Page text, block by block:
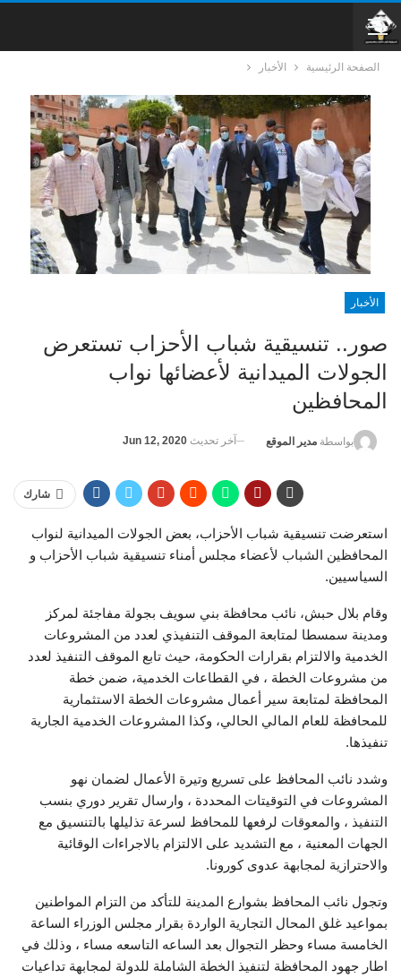
الصفحة الرئيسية الأخبار
الأخبار
صور.. تنسيقية شباب الأحزاب تستعرض
الجولات الميدانية لأعضائها نواب
المحافظين
بواسطة مدير الموقع آخر تحديث Jun 12, 2020
شارك
استعرضت تنسيقية شباب الأحزاب، بعض الجولات الميدانية لنواب
المحافظين الشباب لأعضاء مجلس أمناء تنسيقية شباب الأحزاب و
السياسيين.
وقام بلال حبش، نائب محافظة بني سويف بجولة مفاجئة لمركز
ومدينة سمسطا لمتابعة الموقف التنفيذي لعدد من المشروعات
الخدمية والالتزام بقرارات الحكومة، حيث تابع الموقف التنفيذ لعدد
من مشروعات الخطة ، في القطاعات الخدمية، ضمن خطة
المحافظة لمتابعة سير أعمال مشروعات الخطة الاستثمارية
للمحافظة للعام المالي الحالي، وكذا المشروعات الخدمية الجارية
تنفيذها.
وشدد نائب المحافظ على تسريع وتيرة الأعمال لضمان نهو
المشروعات في التوقيتات المحددة ، وارسال تقرير دوري بنسب
التنفيذ ، والمعوقات لرفعها للمحافظ لسرعة تذليلها بالتنسيق مع
الجهات المعنية ، مع التشديد على الالتزام بالاجراءات الوقائية
والاحترازية لمجابهة عدوى كورونا.
وتجول نائب المحافظ بشوارع المدينة للتأكد من التزام المواطنين
بمواعيد غلق المحال التجارية الواردة بقرار مجلس الوزراء الساعة
الخامسة مساء وحظر التجوال بعد الساعه التاسعه مساء ، وذلك في
اطار جهود المحافظة لتنفيذ الخطة الشاملة للدولة لمجابهة تداعيات